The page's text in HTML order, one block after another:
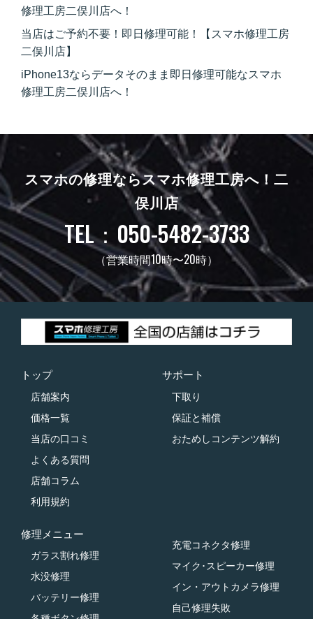
修理工房二俣川店へ！
当店はご予約不要！即日修理可能！【スマホ修理工房
二俣川店】
iPhone13ならデータそのまま即日修理可能なスマホ
修理工房二俣川店へ！
スマホの修理ならスマホ修理工房へ！ 二
俣川店
TEL：050-5482-3733
（営業時間10時〜20時）
トップ
店舗案内
価格一覧
当店の口コミ
よくある質問
店舗コラム
利用規約
サポート
下取り
保証と補償
おためしコンテンツ解約
修理メニュー
ガラス割れ修理
水没修理
バッテリー修理
充電コネクタ修理
マイク･スピーカー修理
イン・アウトカメラ修理
自己修理失敗